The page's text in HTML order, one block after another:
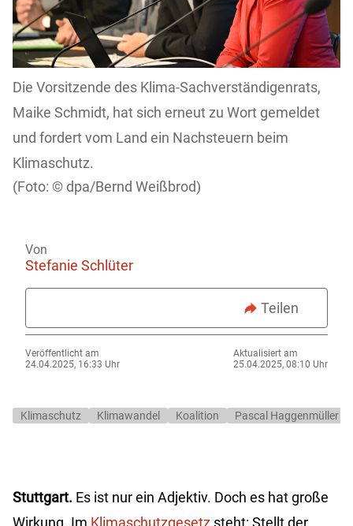
Die Vorsitzende des Klima-Sachverständigenrats,
Maike Schmidt, hat sich erneut zu Wort gemeldet
und fordert vom Land ein Nachsteuern beim
Klimaschutz.
dpa/Bernd Weißbrod)
Von
Stefanie Schlüter
Teilen
Veröffentlicht am
24.04.2025, 16:33 Uhr
Aktualisiert am
25.04.2025, 08:10 Uhr
Klimaschutz Klimawandel Koalition Pascal Haggenmüller
Stuttgart. Es ist nur ein Adjektiv. Doch es hat große
Wirkung. Im Klimaschutzgesetz steht: Stellt der